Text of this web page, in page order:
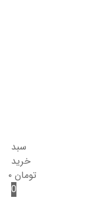
سبد
خرید
تومان ۰
0